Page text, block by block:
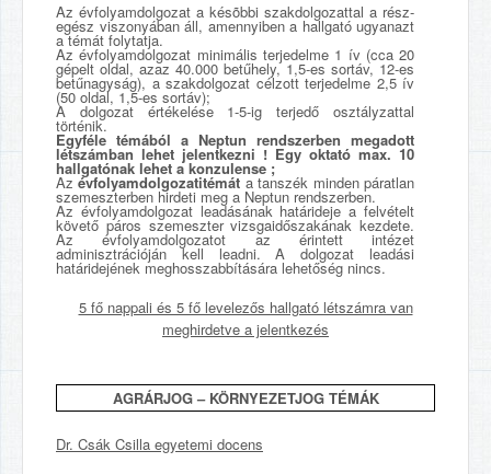
Az évfolyamdolgozat a késõbbi szakdolgozattal a rész-
egész viszonyában áll, amennyiben a hallgató ugyanazt
a témát folytatja.
Az évfolyamdolgozat minimális terjedelme 1 ív (cca 20
gépelt oldal, azaz 40.000 betűhely, 1,5-es sortáv, 12-es
betűnagyság), a szakdolgozat célzott terjedelme 2,5 ív
(50 oldal, 1,5-es sortáv);
A dolgozat értékelése 1-5-ig terjedő osztályzattal
történik.
Egyféle témából a Neptun rendszerben megadott
létszámban lehet jelentkezni ! Egy oktató max. 10
hallgatónak lehet a konzulense ;
Azévfolyamdolgozatitémát a tanszék minden páratlan
szemeszterben hirdeti meg a Neptun rendszerben.
Az évfolyamdolgozat leadásának határideje a felvételt
követő páros szemeszter vizsgaidőszakának kezdete.
Az évfolyamdolgozatot az érintett intézet
adminisztrációján kell leadni. A dolgozat leadási
határidejének meghosszabbítására lehetőség nincs.
5 fő nappali és 5 fő levelezős hallgató létszámra van
meghirdetve a jelentkezés
AGRÁRJOG – KÖRNYEZETJOG TÉMÁK
Dr. Csák Csilla egyetemi docens